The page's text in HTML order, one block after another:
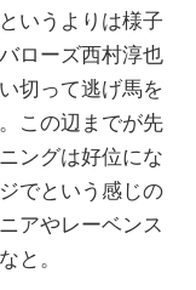
いうよりは様子
ローズ西村淳也
切って逃げ馬を
この辺までが先
ングは好位にな
でという感じの
アやレーベンス
と。